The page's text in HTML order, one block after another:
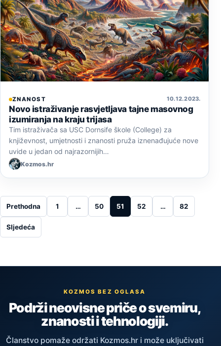
ZNANOST 10. 12. 2023.
Novo istraživanje rasvjetljava tajne masovnog
izumiranja na kraju trijasa
Tim istraživača sa USC Dornsife škole (College) za
književnost, umjetnosti i znanosti pruža iznenađujuće nove
uvide u jedan od najrazornijih…
Kozmos.hr
Posts pagination
Prethodna 1 … 50 51 52 … 82
Sljedeća
KOZMOS BEZ OGLASA
Podrži neovisne priče o svemiru,
znanosti i tehnologiji.
Članstvo pomaže održati Kozmos.hr i može uključivati